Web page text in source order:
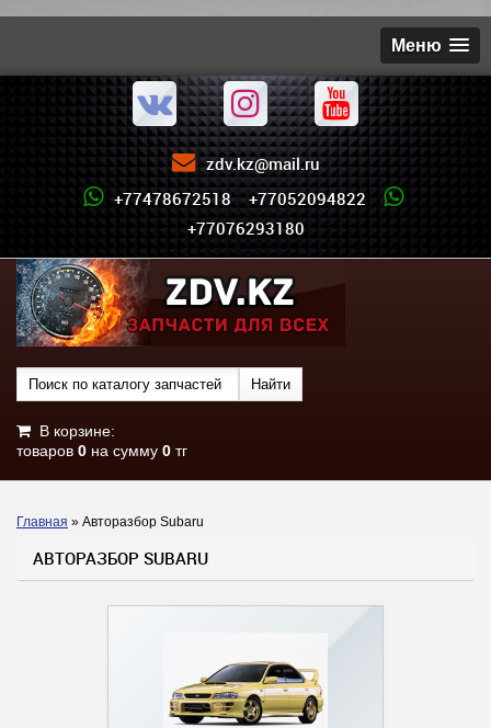
Меню
zdv.kz@mail.ru
+77478672518 +77052094822
+77076293180
В корзине:
товаров 0 на сумму 0 тг
Вы здесь
Главная » Авторазбор Subaru
АВТОРАЗБОР SUBARU